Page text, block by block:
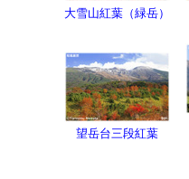
大雪山紅葉（緑岳）
望岳台三段紅葉